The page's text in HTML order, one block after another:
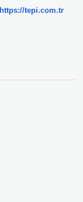
https://tepi.com.tr